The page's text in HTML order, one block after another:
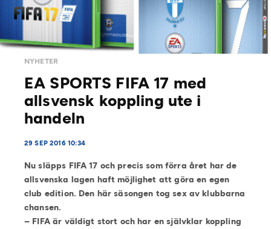
NYHETER
EA SPORTS FIFA 17 med
allsvensk koppling ute i
handeln
29 SEP 2016 10:34
Nu släpps FIFA 17 och precis som förra året har de
allsvenska lagen haft möjlighet att göra en egen
club edition. Den här säsongen tog sex av klubbarna
chansen.
– FIFA är väldigt stort och har en självklar koppling